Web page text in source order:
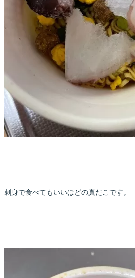
刺身で食べてもいいほどの真だこです。